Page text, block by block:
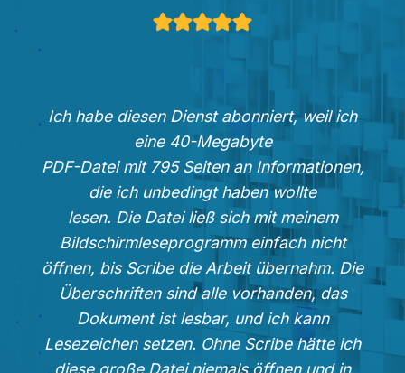
Ich habe diesen Dienst abonniert, weil ich
eine 40-Megabyte
PDF-Datei mit 795 Seiten an Informationen,
die ich unbedingt haben wollte
lesen. Die Datei ließ sich mit meinem
Bildschirmleseprogramm einfach nicht
öffnen, bis Scribe die Arbeit übernahm. Die
Überschriften sind alle vorhanden, das
Dokument ist lesbar, und ich kann
Lesezeichen setzen. Ohne Scribe hätte ich
diese große Datei niemals öffnen und in